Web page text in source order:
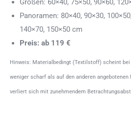
Größen: 60×40, 75×50, 90×60,
Panoramen: 80×40, 90×30,
140×70, 150×50 cm
Preis: ab 119 €
Hinweis: Materialbedingt (Textilstoff) scheint
weniger scharf als auf den anderen
verliert sich mit zunehmendem